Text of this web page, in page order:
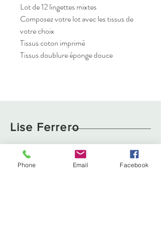
Lot de 12 lingettes mixtes
Composez votre lot avec les tissus de
votre choix
Tissus coton imprimé
Tissus doublure éponge douce
Lise Ferrero
À propos
Livraison et retours
Politique de cookies
Phone Email Facebook